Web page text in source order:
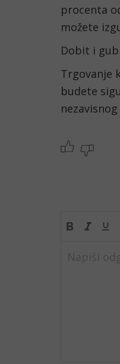
procenta
možete
Dobit i
Trgovanje
budete
Napiši